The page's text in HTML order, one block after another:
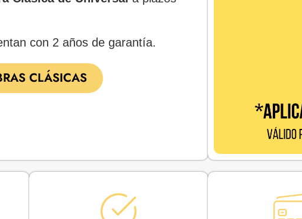
con 2 años de garantía.
CLÁSICAS